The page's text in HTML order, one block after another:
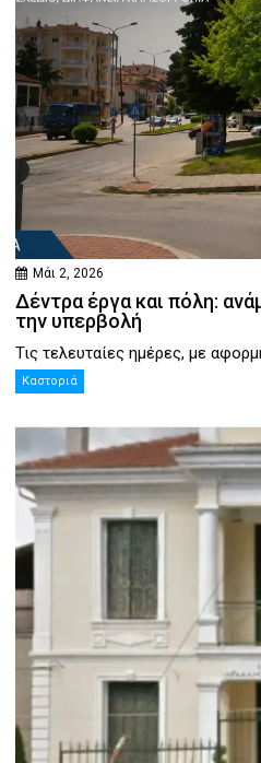
Μάι 2, 2026
Δέντρα έργα και πόλη:
την υπερβολή
Τις τελευταίες ημέρες, με
Καστοριά